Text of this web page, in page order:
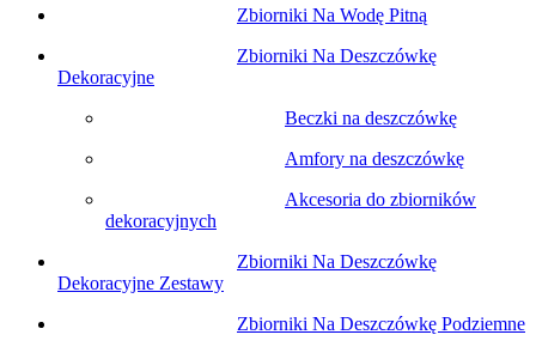
Zbiorniki Na Wodę Pitną
Zbiorniki Na Deszczówkę
Dekoracyjne
Beczki na deszczówkę
Amfory na deszczówkę
Akcesoria do zbiorników
dekoracyjnych
Zbiorniki Na Deszczówkę
Dekoracyjne Zestawy
Zbiorniki Na Deszczówkę Podziemne